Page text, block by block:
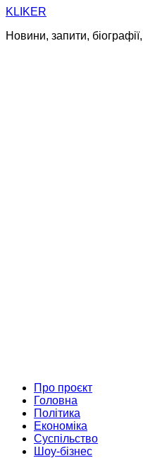
Skip
content
KLIKER
Новини, запити, біографії,
Про проєкт
Головна
Політика
Економіка
Суспільство
Шоу-бізнес